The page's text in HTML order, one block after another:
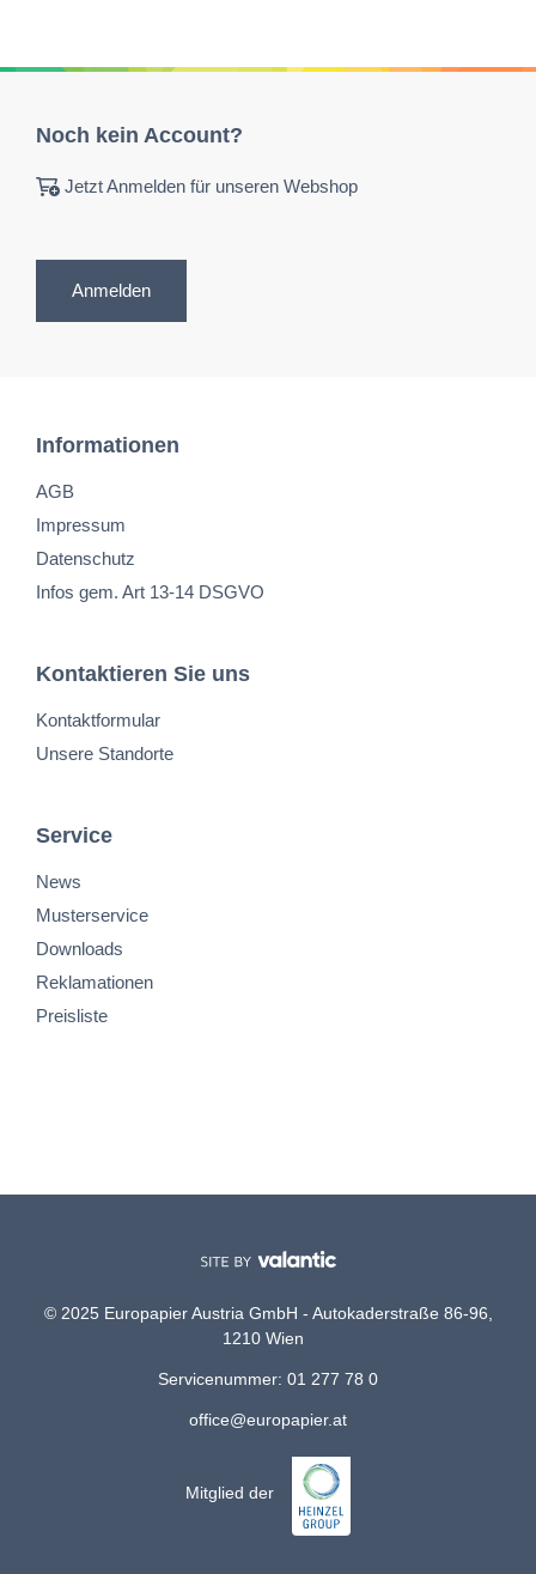
Noch kein Account?
Jetzt Anmelden für unseren Webshop
Anmelden
Informationen
AGB
Impressum
Datenschutz
Infos gem. Art 13-14 DSGVO
Kontaktieren Sie uns
Kontaktformular
Unsere Standorte
Service
News
Musterservice
Downloads
Reklamationen
Preisliste
© 2025 Europapier Austria GmbH - Autokaderstraße 86-96,
1210 Wien
Servicenummer: 01 277 78 0
office@europapier.at
Mitglied der